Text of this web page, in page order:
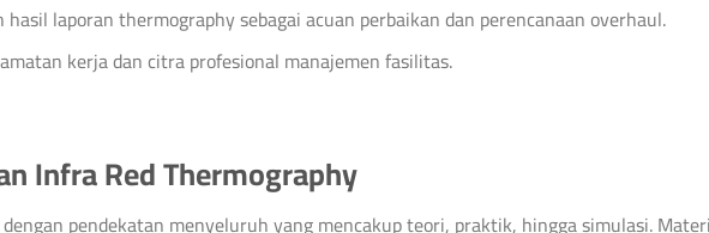
hasil laporan thermography sebagai acuan perbaikan dan perencanaan overhaul.
kerja dan citra profesional manajemen fasilitas.
Infra Red Thermography
pendekatan menyeluruh yang mencakup teori, praktik, hingga simulasi.